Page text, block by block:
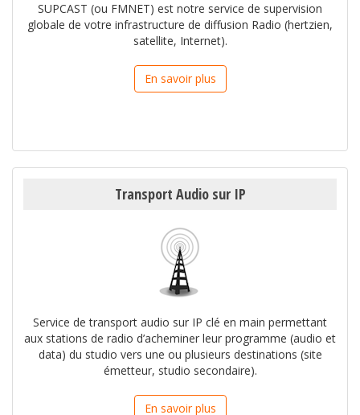
SUPCAST (ou FMNET) est notre service de supervision
globale de votre infrastructure de diffusion Radio (hertzien,
satellite, Internet).
En savoir plus
Transport Audio sur IP
Service de transport audio sur IP clé en main permettant
aux stations de radio d’acheminer leur programme (audio et
data) du studio vers une ou plusieurs destinations (site
émetteur, studio secondaire).
En savoir plus